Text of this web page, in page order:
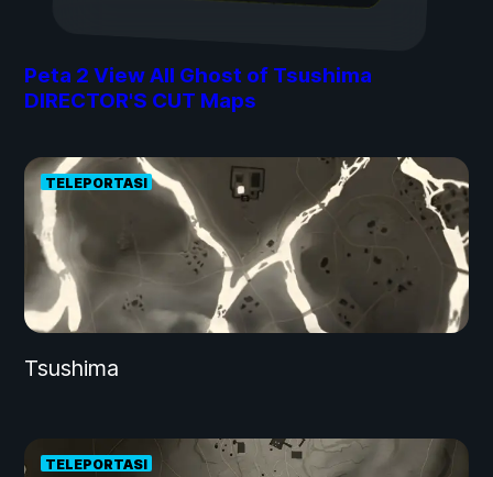
Peta 2 View All Ghost of Tsushima
DIRECTOR'S CUT Maps
TELEPORTASI
Tsushima
TELEPORTASI